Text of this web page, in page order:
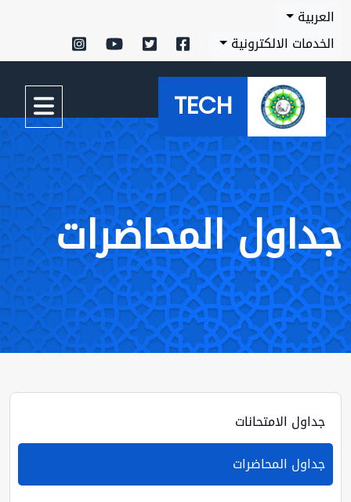
العربية
الخدمات الالكترونية
TECH
جداول المحاضرات
جداول الامتحانات
جداول المحاضرات